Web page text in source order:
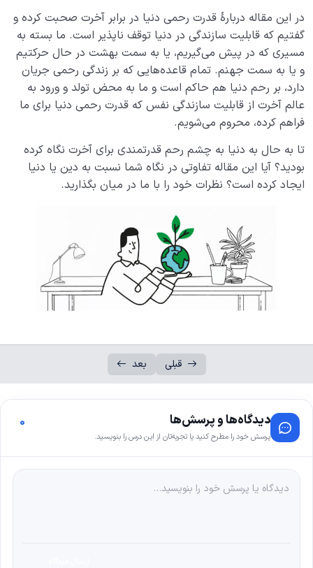
در این مقاله دربارۀ قدرت رحمی دنیا در برابر آخرت صحبت کرده و
گفتیم که قابلیت سازندگی در دنیا توقف ناپذیر است. ما بسته به
مسیری که در پیش می‌گیریم، یا به سمت بهشت در حال حرکتیم
و یا به سمت جهنم. تمام قاعده‌‌هایی که بر زندگی رحمی جریان
دارد، بر رحم دنیا هم حاکم است و ما به محض تولد و ورود به
عالم آخرت از قابلیت سازندگی نفس که قدرت رحمی دنیا برای ما
فراهم کرده، محروم می‌شویم.
تا به حال به دنیا به چشم رحم قدرتمندی برای آخرت نگاه کرده
بودید؟ آیا این مقاله تفاوتی در نگاه شما نسبت به دین یا دنیا
ایجاد کرده است؟ نظرات خود را با ما در میان بگذارید.
قبلی بعد
دیدگاه‌ها و پرسش‌ها
پرسش خود را مطرح کنید یا تجربه‌تان از این درس را بنویسید.
0